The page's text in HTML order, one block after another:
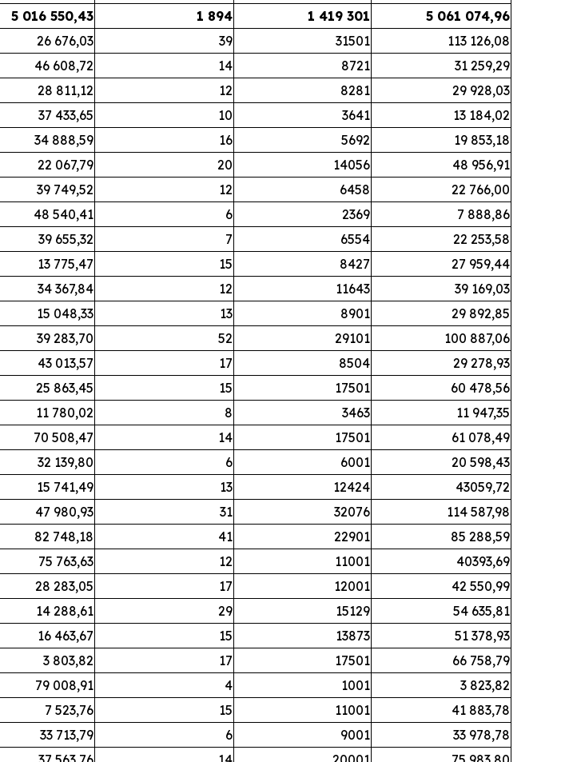
5 016 550,43 1 894 1 419 301
5 061 074,96
26 676,03 39 31501
113 126,08
46 608,72 14 8721
31 259,29
28 811,12 12 8281
29 928,03
37 433,65 10 3641
13 184,02
34 888,59 16 5692
19 853,18
22 067,79 20 14056
48 956,91
39 749,52 12 6458
22 766,00
48 540,41 6 2369
7 888,86
39 655,32 7 6554
22 253,58
13 775,47 15 8427
27 959,44
34 367,84 12 11643
39 169,03
15 048,33 13 8901
29 892,85
39 283,70 52 29101
100 887,06
43 013,57 17 8504
29 278,93
25 863,45 15 17501
60 478,56
11 780,02 8 3463
11 947,35
70 508,47 14 17501
61 078,49
32 139,80 6 6001
20 598,43
15 741,49 13 12424
43059,72
47 980,93 31 32076
114 587,98
82 748,18 41 22901
85 288,59
75 763,63 12 11001
40393,69
28 283,05 17 12001
42 550,99
14 288,61 29 15129
54 635,81
16 463,67 15 13873
51 378,93
3 803,82 17 17501
66 758,79
79 008,91 4 1001
3 823,82
7 523,76 15 11001
41 883,78
33 713,79 6 9001
33 978,78